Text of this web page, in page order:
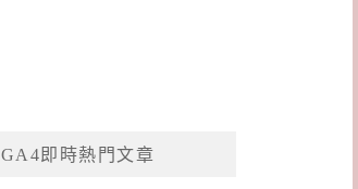
GA4即時熱門文章